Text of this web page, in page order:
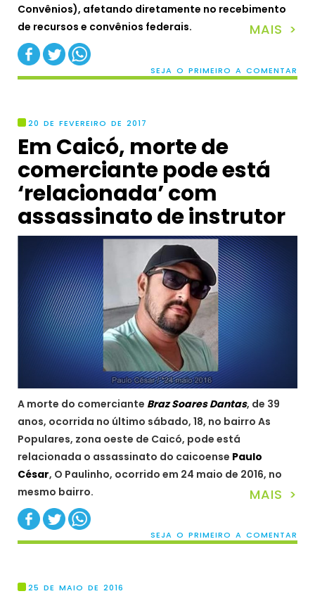
Convênios), afetando diretamente no recebimento
de recursos e convênios federais.
MAIS >
SEJA O PRIMEIRO A COMENTAR
20 DE FEVEREIRO DE 2017
Em Caicó, morte de
comerciante pode está
‘relacionada’ com
assassinato de instrutor
A morte do comerciante Braz Soares Dantas, de 39
anos, ocorrida no último sábado, 18, no bairro As
Populares, zona oeste de Caicó, pode está
relacionada o assassinato do caicoense Paulo
César, O Paulinho, ocorrido em 24 maio de 2016, no
mesmo bairro.
MAIS >
SEJA O PRIMEIRO A COMENTAR
25 DE MAIO DE 2016